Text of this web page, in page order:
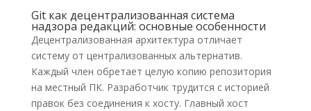
Git как децентрализованная система
надзора редакций: основные особенности
Децентрализованная архитектура отличает
систему от централизованных альтернатив.
Каждый член обретает целую копию репозитория
на местный ПК. Разработчик трудится с историей
правок без соединения к хосту. Главный хост